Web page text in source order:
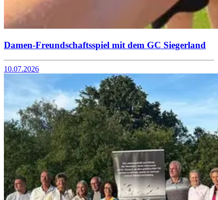
Damen-Freundschaftsspiel mit dem GC Siegerland
10.07.2026